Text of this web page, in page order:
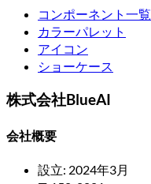
コンポーネント一覧
カラーパレット
アイコン
ショーケース
株式会社BlueAI
会社概要
設立: 2024年3月